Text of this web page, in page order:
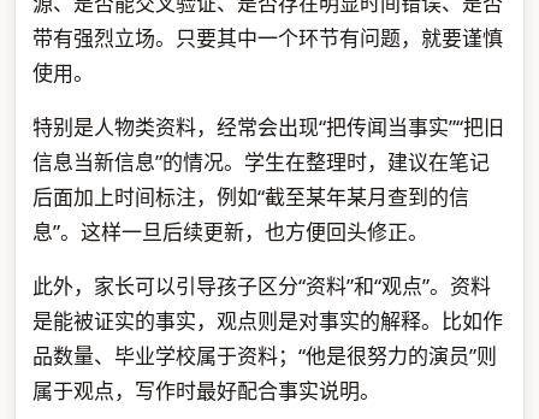
带有强烈立场。只要其中一个环节有问题，就要谨慎
使用。
特别是人物类资料，经常会出现“把传闻当事实”“把旧
信息当新信息”的情况。学生在整理时，建议在笔记
后面加上时间标注，例如“截至某年某月查到的信
息”。这样一旦后续更新，也方便回头修正。
此外，家长可以引导孩子区分“资料”和“观点”。资料
是能被证实的事实，观点则是对事实的解释。比如作
品数量、毕业学校属于资料；“他是很努力的演员”则
属于观点，写作时最好配合事实说明。